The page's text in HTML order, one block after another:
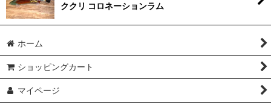
ククリ コロネーションラム
ホーム
ショッピングカート
マイページ